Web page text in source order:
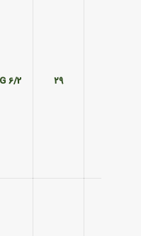
۲۹ 6/2 KG